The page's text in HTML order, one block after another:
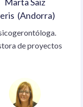
(Andorra)
de proyectos